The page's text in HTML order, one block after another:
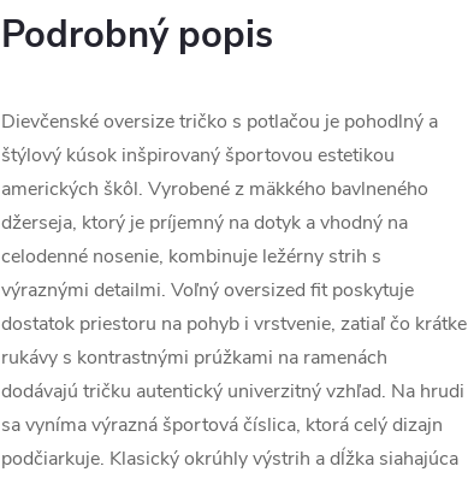
Podrobný popis
Dievčenské oversize tričko s potlačou je pohodlný a
štýlový kúsok inšpirovaný športovou estetikou
amerických škôl. Vyrobené z mäkkého bavlneného
džerseja, ktorý je príjemný na dotyk a vhodný na
celodenné nosenie, kombinuje ležérny strih s
výraznými detailmi. Voľný oversized fit poskytuje
dostatok priestoru na pohyb i vrstvenie, zatiaľ čo krátke
rukávy s kontrastnými prúžkami na ramenách
dodávajú tričku autentický univerzitný vzhľad. Na hrudi
sa vyníma výrazná športová číslica, ktorá celý dizajn
podčiarkuje. Klasický okrúhly výstrih a dĺžka siahajúca